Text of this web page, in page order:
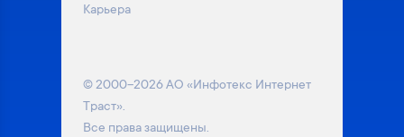
Карьера
© 2000–2026 АО «Инфотекс Интернет
Траст».
Все права защищены.